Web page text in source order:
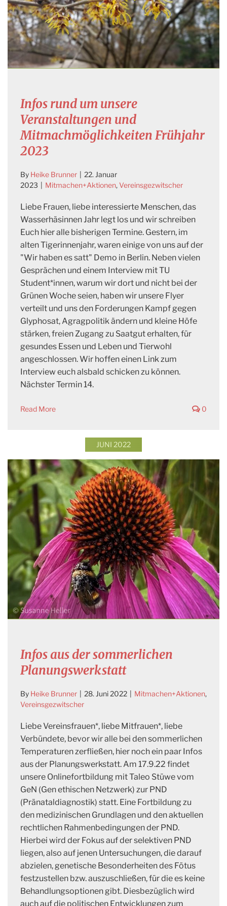
Infos rund um unsere
Veranstaltungen und
Mitmachmöglichkeiten Frühjahr
2023
By Heike Brunner
22. Januar
2023
Mitmachen+Aktionen, Vereinsgezwitscher
Liebe Frauen, liebe interessierte Menschen, das
Wasserhäsinnen Jahr legt los und wir schreiben
Euch hier alle bisherigen Termine. Gestern, im
alten Tigerinnenjahr, waren einige von uns auf der
"Wir haben es satt" Demo in Berlin. Neben vielen
Gesprächen und einem Interview mit TU
Student*innen, warum wir dort und nicht bei der
Grünen Woche seien, haben wir unsere Flyer
verteilt und uns den Forderungen Kampf gegen
Glyphosat, Agragpolitik ändern und kleine Höfe
stärken, freien Zugang zu Saatgut erhalten, für
gesundes Essen und Leben und Tierwohl
angeschlossen. Wir hoffen einen Link zum
Interview euch alsbald schicken zu können.
Nächster Termin 14.
Read More 0
JUNI 2022
Infos aus der sommerlichen
Planungswerkstatt
By Heike Brunner 28. Juni 2022 Mitmachen+Aktionen,
Vereinsgezwitscher
Liebe Vereinsfrauen*, liebe Mitfrauen*, liebe
Verbündete, bevor wir alle bei den sommerlichen
Temperaturen zerfließen, hier noch ein paar Infos
aus der Planungswerkstatt. Am 17.9.22 findet
unsere Onlinefortbildung mit Taleo Stüwe vom
GeN (Gen ethischen Netzwerk) zur PND
(Pränataldiagnostik) statt. Eine Fortbildung zu
den medizinischen Grundlagen und den aktuellen
rechtlichen Rahmenbedingungen der PND.
Hierbei wird der Fokus auf der selektiven PND
liegen, also auf jenen Untersuchungen, die darauf
abzielen, genetische Besonderheiten des Fötus
festzustellen bzw. auszuschließen, für die es keine
Behandlungsoptionen gibt. Diesbezüglich wird
auch auf die politischen Entwicklungen zum